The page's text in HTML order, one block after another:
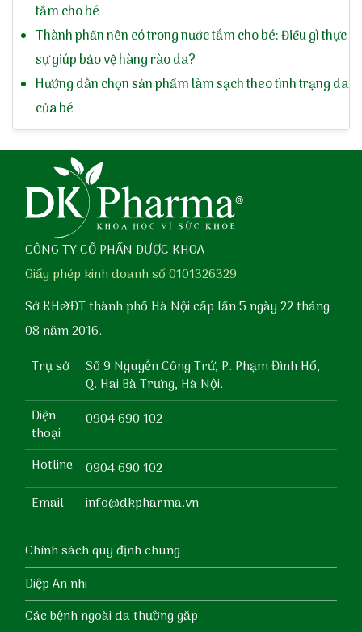
tắm cho bé
Thành phần nên có trong nước tắm cho bé: Điều gì thực
sự giúp bảo vệ hàng rào da?
Hướng dẫn chọn sản phẩm làm sạch theo tình trạng da
của bé
CÔNG TY CỔ PHẦN DƯỢC KHOA
Giấy phép kinh doanh số 0101326329
Sở KH&ĐT thành phố Hà Nội cấp lần 5 ngày 22 tháng
08 năm 2016.
Trụ sở
Số 9 Nguyễn Công Trứ, P. Phạm Đình Hổ,
Q. Hai Bà Trưng, Hà Nội.
Điện
thoại
0904 690 102
Hotline
0904 690 102
Email
info@dkpharma.vn
Chính sách quy định chung
Diệp An nhi
Các bệnh ngoài da thường gặp